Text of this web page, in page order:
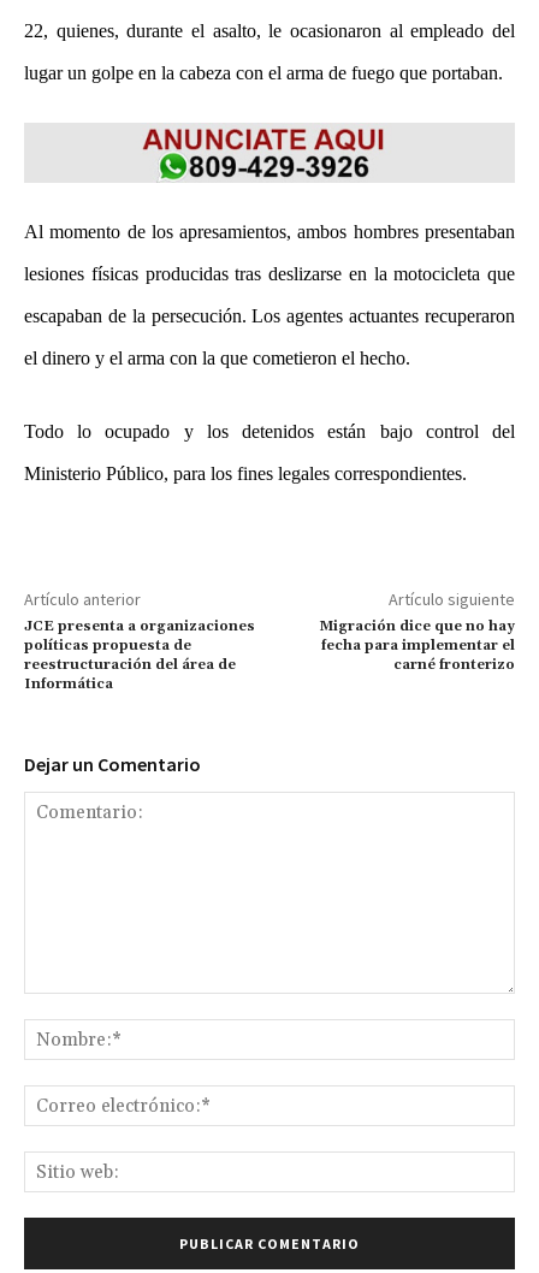
22, quienes, durante el asalto, le ocasionaron al empleado del
lugar un golpe en la cabeza con el arma de fuego que portaban.
Al momento de los apresamientos, ambos hombres presentaban
lesiones físicas producidas tras deslizarse en la motocicleta que
escapaban de la persecución. Los agentes actuantes recuperaron
el dinero y el arma con la que cometieron el hecho.
Todo lo ocupado y los detenidos están bajo control del
Ministerio Público, para los fines legales correspondientes.
Artículo anterior
JCE presenta a organizaciones
políticas propuesta de
reestructuración del área de
Informática
Artículo siguiente
Migración dice que no hay
fecha para implementar el
carné fronterizo
Dejar un Comentario